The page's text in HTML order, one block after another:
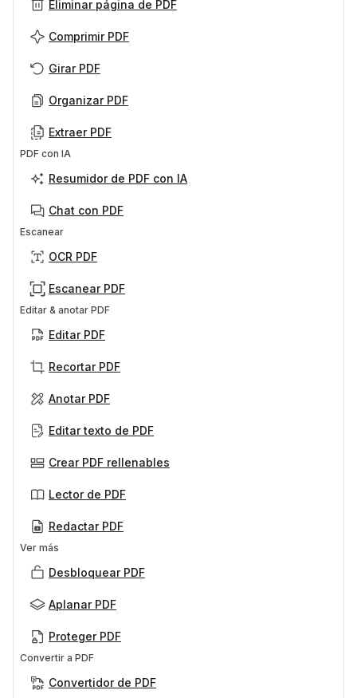
Eliminar página de PDF
Comprimir PDF
Girar PDF
Organizar PDF
Extraer PDF
PDF con IA
Resumidor de PDF con IA
Chat con PDF
Escanear
OCR PDF
Escanear PDF
Editar & anotar PDF
Editar PDF
Recortar PDF
Anotar PDF
Editar texto de PDF
Crear PDF rellenables
Lector de PDF
Redactar PDF
Ver más
Desbloquear PDF
Aplanar PDF
Proteger PDF
Convertir a PDF
Convertidor de PDF